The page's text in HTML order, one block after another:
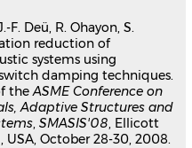
F. Deü, R. Ohayon, S.
reduction of
systems using
damping techniques.
theASME Conference on
Adaptive Structures and
,SMASIS'08, Ellicott
USA, October 28-30, 2008.